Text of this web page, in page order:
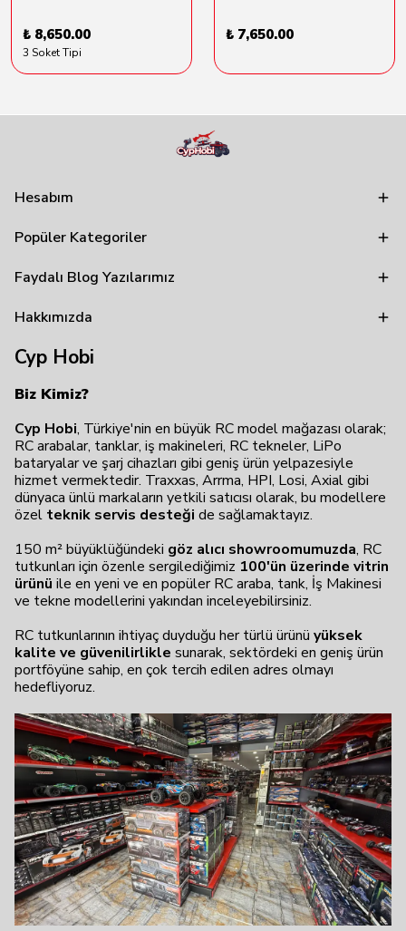
₺ 8,650.00
3 Soket Tipi
₺ 7,650.00
Hesabım
Popüler Kategoriler
Faydalı Blog Yazılarımız
Hakkımızda
Cyp Hobi
Biz Kimiz?
Cyp Hobi, Türkiye'nin en büyük RC model mağazası olarak;
RC arabalar, tanklar, iş makineleri, RC tekneler, LiPo
bataryalar ve şarj cihazları gibi geniş ürün yelpazesiyle
hizmet vermektedir. Traxxas, Arrma, HPI, Losi, Axial gibi
dünyaca ünlü markaların yetkili satıcısı olarak, bu modellere
özel teknik servis desteği de sağlamaktayız.
150 m² büyüklüğündeki göz alıcı showroomumuzda, RC
tutkunları için özenle sergilediğimiz 100'ün üzerinde vitrin
ürünü ile en yeni ve en popüler RC araba, tank, İş Makinesi
ve tekne modellerini yakından inceleyebilirsiniz.
RC tutkunlarının ihtiyaç duyduğu her türlü ürünü yüksek
kalite ve güvenilirlikle sunarak, sektördeki en geniş ürün
portföyüne sahip, en çok tercih edilen adres olmayı
hedefliyoruz.